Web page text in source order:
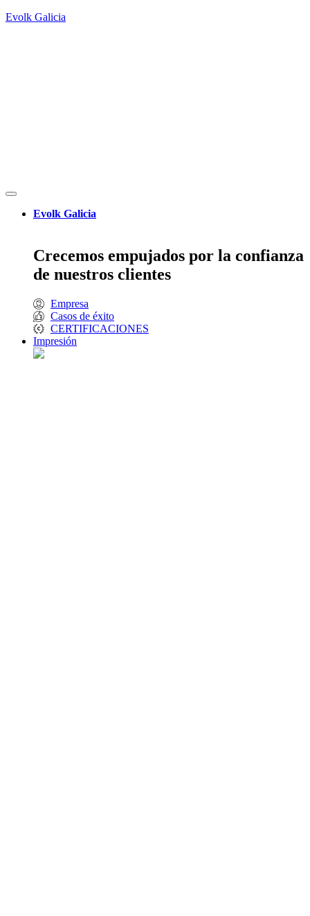
Evolk Galicia
Evolk Galicia
Crecemos empujados por la confianza
de nuestros clientes
Empresa
Casos de éxito
CERTIFICACIONES
Impresión